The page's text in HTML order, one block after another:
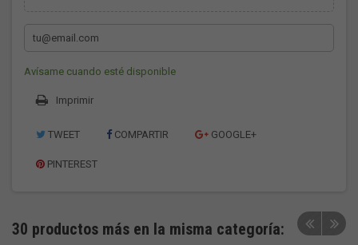
Avísame cuando esté disponible
Imprimir
TWEET COMPARTIR GOOGLE+
PINTEREST
30 productos más en la misma categoría: